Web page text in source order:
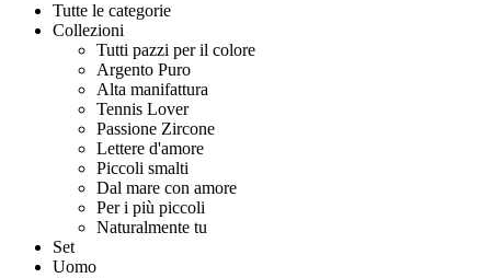
Tutte le categorie
Collezioni
Tutti pazzi per il colore
Argento Puro
Alta manifattura
Tennis Lover
Passione Zircone
Lettere d'amore
Piccoli smalti
Dal mare con amore
Per i più piccoli
Naturalmente tu
Set
Uomo